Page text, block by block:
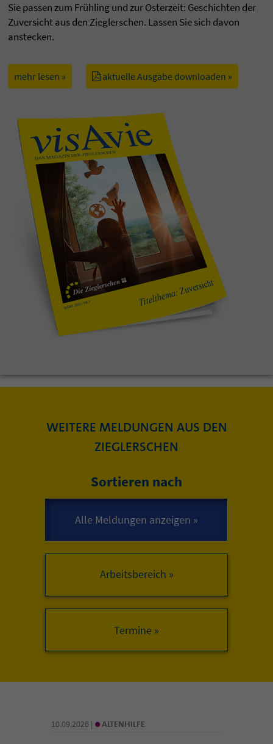
Sie passen zum Frühling und zur Osterzeit: Geschichten der
Zuversicht aus den Zieglerschen. Lassen Sie sich davon
anstecken.
mehr lesen » aktuelle Ausgabe downloaden »
WEITERE MELDUNGEN AUS DEN
ZIEGLERSCHEN
Sortieren nach
Arbeitsbereich »
10.09.2026 | • ALTENHILFE